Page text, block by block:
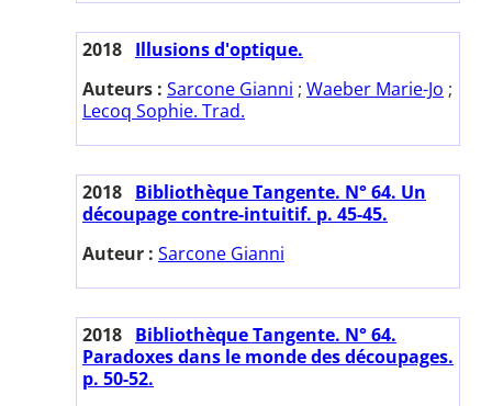
2018 Illusions d'optique.
Auteurs : Sarcone Gianni ; Waeber Marie-Jo ;
Lecoq Sophie. Trad.
2018 Bibliothèque Tangente. N° 64. Un
découpage contre-intuitif. p. 45-45.
Auteur : Sarcone Gianni
2018 Bibliothèque Tangente. N° 64.
Paradoxes dans le monde des découpages.
p. 50-52.